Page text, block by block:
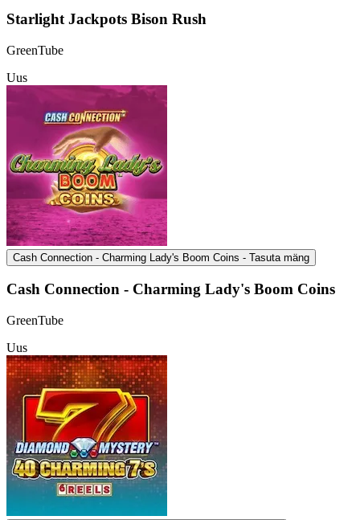
Starlight Jackpots Bison Rush
GreenTube
Uus
Cash Connection - Charming Lady's Boom Coins - Tasuta mäng
Cash Connection - Charming Lady's Boom Coins
GreenTube
Uus